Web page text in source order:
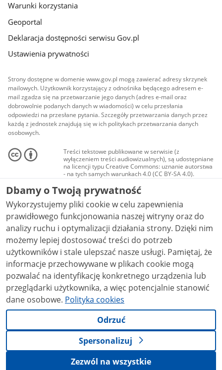
Warunki korzystania
Geoportal
Deklaracja dostępności serwisu Gov.pl
Ustawienia prywatności
Strony dostępne w domenie www.gov.pl mogą zawierać adresy skrzynek
mailowych. Użytkownik korzystający z odnośnika będącego adresem e-
mail zgadza się na przetwarzanie jego danych (adres e-mail oraz
dobrowolnie podanych danych w wiadomości) w celu przesłania
odpowiedzi na przesłane pytania. Szczegóły przetwarzania danych przez
każdą z jednostek znajdują się w ich politykach przetwarzania danych
osobowych.
Treści tekstowe publikowane w serwisie (z
wyłączeniem treści audiowizualnych), są udostępniane
na licencji typu Creative Commons: uznanie autorstwa
- na tych samych warunkach 4.0 (CC BY-SA 4.0).
Materiały audiowizualne, w tym zdjęcia, materiały
audio i wideo, są udostępniane na licencji typu
Creative Commons: uznanie autorstwa użycie
niekomercyjne - bez utworów zależnych 4.0 (CC BY-
NC-ND 4.0), o ile nie jest to stwierdzone inaczej.
Dbamy o Twoją prywatność
Wykorzystujemy pliki cookie w celu zapewnienia
prawidłowego funkcjonowania naszej witryny oraz do
analizy ruchu i optymalizacji działania strony. Dzięki nim
możemy lepiej dostosować treści do potrzeb
użytkowników i stale ulepszać nasze usługi. Pamiętaj, że
informacje przechowywane w plikach cookie mogą
pozwalać na identyfikację konkretnego urządzenia lub
przeglądarki użytkownika, a więc potencjalnie stanowić
dane osobowe. Polityka cookies
Odrzuć
Spersonalizuj
Zezwól na wszystkie